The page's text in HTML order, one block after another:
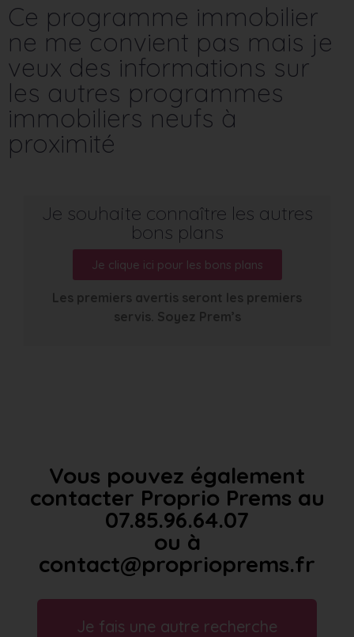
Ce programme immobilier
ne me convient pas mais je
veux des informations sur
les autres programmes
immobiliers neufs à
proximité
Je souhaite connaître les autres
bons plans
Je clique ici pour les bons plans
Les premiers avertis seront les premiers
servis. Soyez Prem’s
Vous pouvez également
contacter Proprio Prems au
07.85.96.64.07
ou à
contact@proprioprems.fr
Je fais une autre recherche